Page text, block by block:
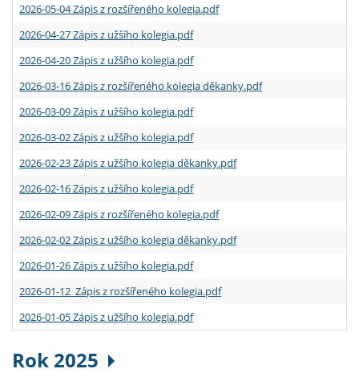
2026-05-04 Zápis z rozšířeného kolegia.pdf
2026-04-27 Zápis z užšího kolegia.pdf
2026-04-20 Zápis z užšího kolegia.pdf
2026-03-16 Zápis z rozšířeného kolegia děkanky.pdf
2026-03-09 Zápis z užšího kolegia.pdf
2026-03-02 Zápis z užšího kolegia.pdf
2026-02-23 Zápis z užšího kolegia děkanky.pdf
2026-02-16 Zápis z užšího kolegia.pdf
2026-02-09 Zápis z rozšířeného kolegia.pdf
2026-02-02 Zápis z užšího kolegia děkanky.pdf
2026-01-26 Zápis z užšího kolegia.pdf
2026-01-12 Zápis z rozšířeného kolegia.pdf
2026-01-05 Zápis z užšího kolegia.pdf
Rok 2025